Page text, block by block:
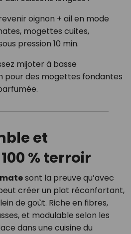
oignon + ail en mode
mogettes cuites,
pression 10 min.
mijoter à basse
pour des mogettes fondantes
et
% terroir
sont la preuve qu’avec
créer un plat réconfortant,
de goût. Riche en fibres,
et modulable selon les
dans une cuisine du